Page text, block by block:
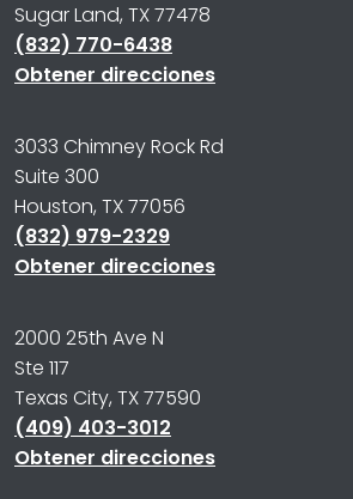
Sugar Land, TX 77478
(832) 770-6438
Obtener direcciones
3033 Chimney Rock Rd
Suite 300
Houston, TX 77056
(832) 979-2329
Obtener direcciones
2000 25th Ave N
Ste 117
Texas City, TX 77590
(409) 403-3012
Obtener direcciones